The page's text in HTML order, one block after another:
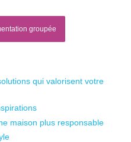
groupée
qui valorisent votre
maison plus responsable